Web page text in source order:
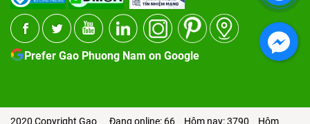
Prefer Gao Phuong Nam on Google
2020 Copyright Gạo Đang online: 66 Hôm nay: 3790 Hôm